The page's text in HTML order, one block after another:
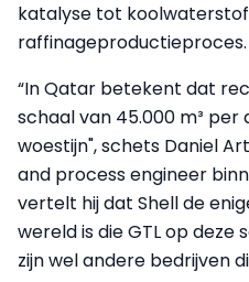
katalyse tot
raffinageproductieproces.
“In Qatar betekent dat
schaal van 45.000 m³ per
woestijn", schets Daniel
and process engineer
vertelt hij dat Shell de
wereld is die GTL op deze
zijn wel andere bedrijven